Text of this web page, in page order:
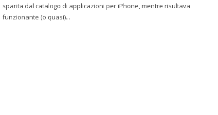
sparita dal catalogo di applicazioni per iPhone, mentre risultava
funzionante (o quasi)...